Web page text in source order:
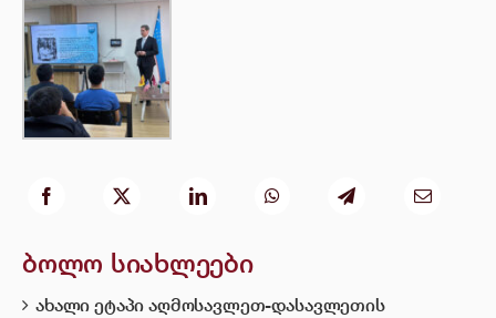
ბოლო სიახლეები
ახალი ეტაპი აღმოსავლეთ-დასავლეთის